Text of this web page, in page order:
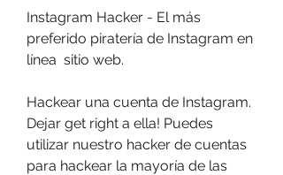
Instagram Hacker - El más
preferido piratería de Instagram en
línea  sitio web.
Hackear una cuenta de Instagram.
Dejar get right a ella! Puedes
utilizar nuestro hacker de cuentas
para hackear la mayoría de las